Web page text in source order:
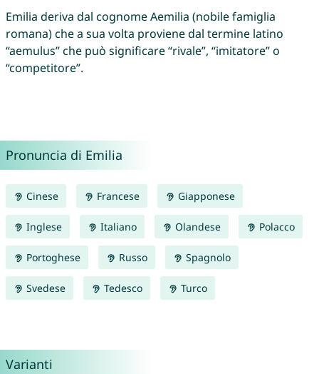
Emilia deriva dal cognome Aemilia (nobile famiglia
romana) che a sua volta proviene dal termine latino
“aemulus” che può significare “rivale”, “imitatore” o
“competitore”.
Pronuncia di Emilia
Cinese Francese Giapponese
Inglese Italiano Olandese Polacco
Portoghese Russo Spagnolo
Svedese Tedesco Turco
Varianti